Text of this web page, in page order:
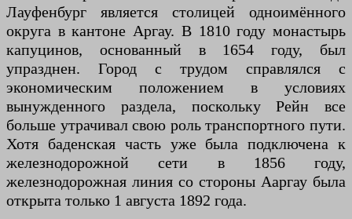
Лауфенбург является столицей одноимённого
округа в кантоне Аргау. В 1810 году монастырь
капуцинов, основанный в 1654 году, был
упразднен. Город с трудом справлялся с
экономическим положением в условиях
вынужденного раздела, поскольку Рейн все
больше утрачивал свою роль транспортного пути.
Хотя баденская часть уже была подключена к
железнодорожной сети в 1856 году,
железнодорожная линия со стороны Ааргау была
открыта только 1 августа 1892 года.